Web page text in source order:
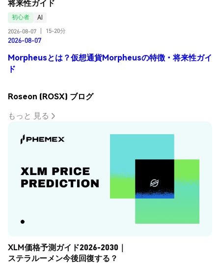
将来性ガイド
初心者
AI
2026-08-07
15-20分
2026-08-07
Morpheusとは？仮想通貨Morpheusの特徴・将来性ガイ
ド
Roseon (ROSX) ブログ
もっと 見る
XLM価格予測ガイド2026-2030｜
ステラルーメン今後回復する？